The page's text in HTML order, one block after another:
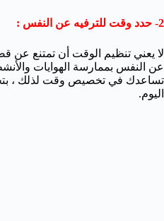
2- حدد وقت للترفيه عن النفس :
لا يعني تنظيم الوقت أن تمتنع عن
عن النفس بممارسة الهوايات
تساعدك في تخصيص وقت لذلك ،
اليوم.